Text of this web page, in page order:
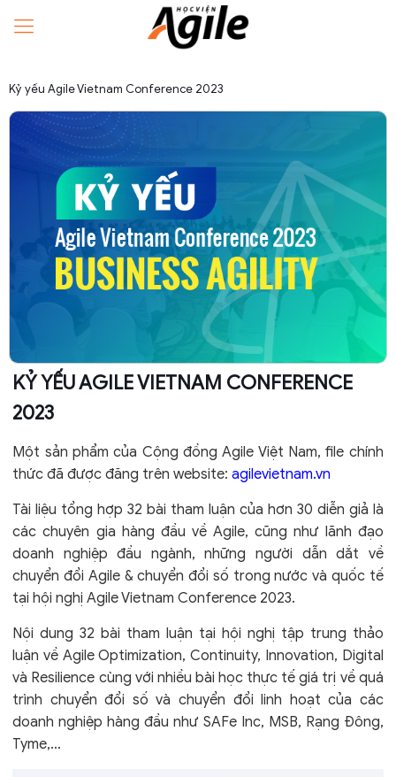
Kỷ yếu Agile Vietnam Conference 2023
KỶ YẾU AGILE VIETNAM CONFERENCE
2023
Một sản phẩm của Cộng đồng Agile Việt Nam, file chính
thức đã được đăng trên website:agilevietnam.vn
Tài liệu tổng hợp 32 bài tham luận của hơn 30 diễn giả là
các chuyên gia hàng đầu về Agile, cũng như lãnh đạo
doanh nghiệp đầu ngành, những người dẫn dắt về
chuyển đổi Agile & chuyển đổi số trong nước và quốc tế
tại hội nghị Agile Vietnam Conference 2023.
Nội dung 32 bài tham luận tại hội nghị tập trung thảo
luận về Agile Optimization, Continuity, Innovation, Digital
và Resilience cùng với nhiều bài học thực tế giá trị về quá
trình chuyển đổi số và chuyển đổi linh hoạt của các
doanh nghiệp hàng đầu như SAFe Inc, MSB, Rạng Đông,
Tyme,…